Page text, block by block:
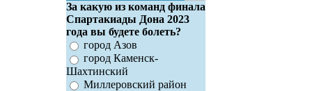
За какую из команд финала
Спартакиады Дона 2023
года вы будете болеть?
город Азов
город Каменск-
Шахтинский
Миллеровский район